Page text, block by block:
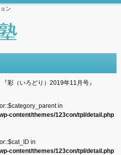
ン
『彩（いろどり）2019年11月号』
in
content/themes/123con/tpl/detail.php
in
content/themes/123con/tpl/detail.php